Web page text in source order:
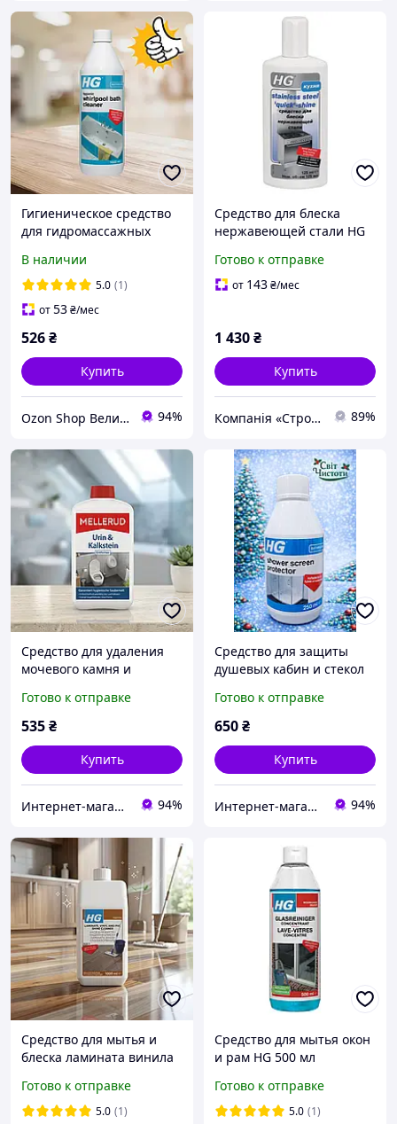
Гигиеническое средство
для гидромассажных
В наличии
5.0 (1)
от53₴/мес
526₴
Купить
Ozon Shop Великий вибір товару для клінінгу, детейлінгу та автомийки. 94%
Средство для блеска
нержавеющей стали HG
Готово к отправке
от 143₴/мес
1 430₴
Купить
Компанія «Строй-Сервіс» 89%
Средство для удаления
мочевого камня и
Mellerud Urin & Kalkstein
Entferner 1 л Германия
Готово к отправке
535₴
Купить
Интернет-магазин "Мир Чистоты" 94%
Средство для защиты
душевых кабин и стекол
Screen Protector 250 мл
(Нидерланды)
Готово к отправке
650₴
Купить
Интернет-магазин "Мир Чистоты" 94%
Средство для мытья и
блеска ламината винила
and PVC Shine Cleaner
1000 мл (Нидерланды)
Готово к отправке
5.0 (1)
Средство для мытья окон
и рам HG 500 мл
Готово к отправке
5.0 (1)